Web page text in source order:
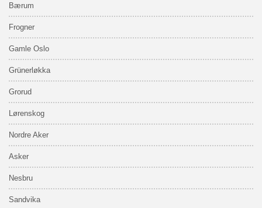
Bærum
Frogner
Gamle Oslo
Grünerløkka
Grorud
Lørenskog
Nordre Aker
Asker
Nesbru
Sandvika